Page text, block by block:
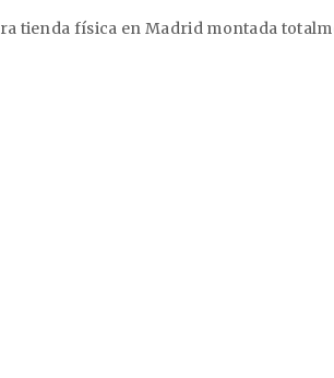
tienda física en Madrid montada